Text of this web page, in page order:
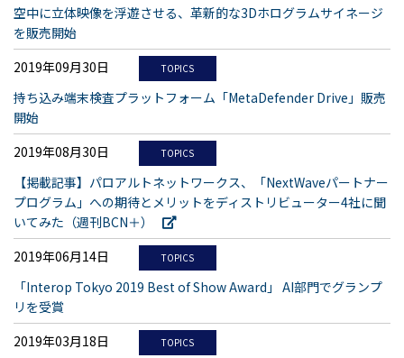
空中に立体映像を浮遊させる、革新的な3Dホログラムサイネージ
を販売開始
2019年09月30日
TOPICS
持ち込み端末検査プラットフォーム「MetaDefender Drive」販売
開始
2019年08月30日
TOPICS
【掲載記事】パロアルトネットワークス、「NextWaveパートナー
プログラム」への期待とメリットをディストリビューター4社に聞
いてみた（週刊BCN＋）
2019年06月14日
TOPICS
「Interop Tokyo 2019 Best of Show Award」 AI部門でグランプ
リを受賞
2019年03月18日
TOPICS